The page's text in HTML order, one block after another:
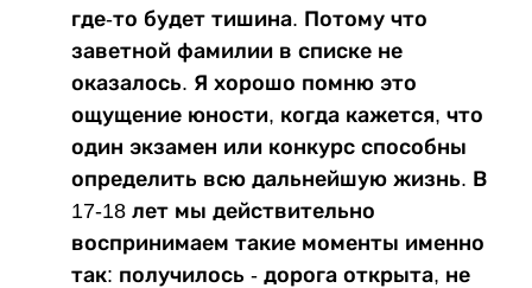
где-то будет тишина. Потому что
заветной фамилии в списке не
оказалось. Я хорошо помню это
ощущение юности, когда кажется, что
один экзамен или конкурс способны
определить всю дальнейшую жизнь. В
17-18 лет мы действительно
воспринимаем такие моменты именно
так: получилось - дорога открыта, не